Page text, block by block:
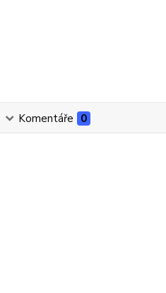
Komentáře 0